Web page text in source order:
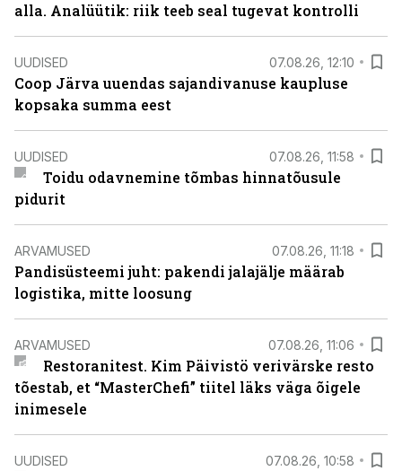
alla. Analüütik: riik teeb seal tugevat kontrolli
UUDISED 07.08.26, 12:10
Coop Järva uuendas sajandivanuse kaupluse
kopsaka summa eest
UUDISED 07.08.26, 11:58
Toidu odavnemine tõmbas hinnatõusule
pidurit
ARVAMUSED 07.08.26, 11:18
Pandisüsteemi juht: pakendi jalajälje määrab
logistika, mitte loosung
ARVAMUSED 07.08.26, 11:06
Restoranitest. Kim Päivistö verivärske resto
tõestab, et “MasterChefi” tiitel läks väga õigele
inimesele
UUDISED 07.08.26, 10:58